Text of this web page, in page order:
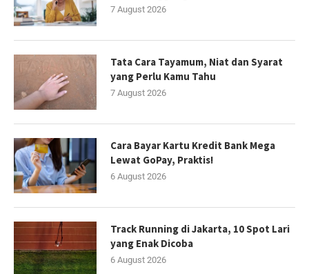
7 August 2026
Tata Cara Tayamum, Niat dan Syarat
yang Perlu Kamu Tahu
7 August 2026
Cara Bayar Kartu Kredit Bank Mega
Lewat GoPay, Praktis!
6 August 2026
Track Running di Jakarta, 10 Spot Lari
yang Enak Dicoba
6 August 2026